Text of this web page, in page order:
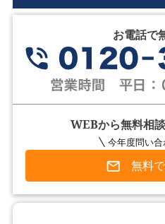
お電話で
WEBから無料相
今年度問い
無料